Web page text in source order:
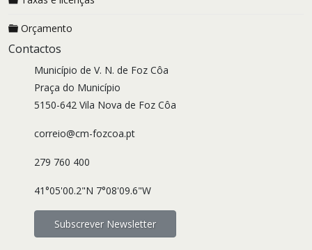
Orçamento
Contactos
Município de V. N. de Foz Côa
Praça do Município
5150-642 Vila Nova de Foz Côa
correio@cm-fozcoa.pt
279 760 400
41°05'00.2"N 7°08'09.6"W
Subscrever Newsletter